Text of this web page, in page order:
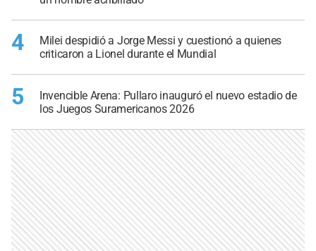
4
Milei despidió a Jorge Messi y cuestionó a quienes
criticaron a Lionel durante el Mundial
5
Invencible Arena: Pullaro inauguró el nuevo estadio de
los Juegos Suramericanos 2026